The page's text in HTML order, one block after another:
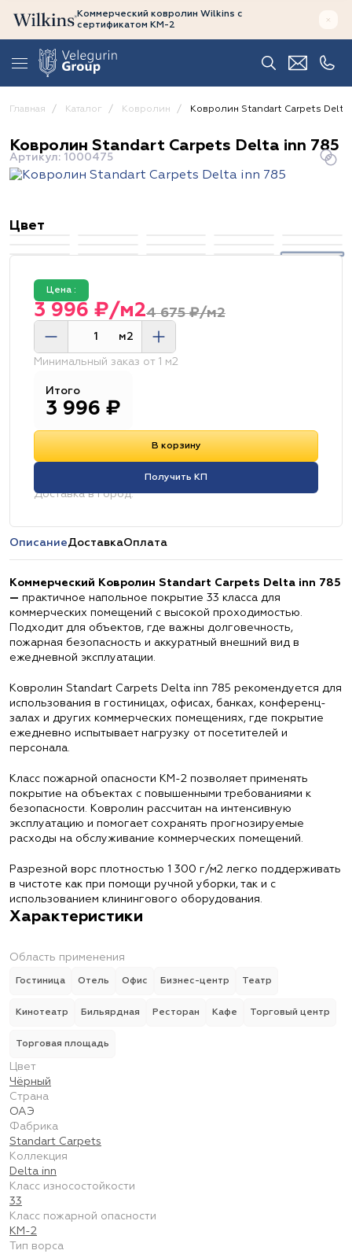
Коммерческий ковролин Wilkins с
сертификатом КМ-2
Главная Каталог Ковролин Ковролин Standart Carpets Delta
Ковролин Standart Carpets Delta inn 785
Артикул: 1000475
Цвет
Цена :
4 675 ₽/м2
3 996 ₽/м2
м2
Минимальный заказ от 1 м2
Итого
3 996 ₽
В корзину
Получить КП
Доставка в город:
ОписаниеДоставкаОплата
Коммерческий Ковролин Standart Carpets Delta inn 785
— практичное напольное покрытие 33 класса для
коммерческих помещений с высокой проходимостью.
Подходит для объектов, где важны долговечность,
пожарная безопасность и аккуратный внешний вид в
ежедневной эксплуатации.
Ковролин Standart Carpets Delta inn 785 рекомендуется для
использования в гостиницах, офисах, банках, конференц-
залах и других коммерческих помещениях, где покрытие
ежедневно испытывает нагрузку от посетителей и
персонала.
Класс пожарной опасности КМ-2 позволяет применять
покрытие на объектах с повышенными требованиями к
безопасности. Ковролин рассчитан на интенсивную
эксплуатацию и помогает сохранять прогнозируемые
расходы на обслуживание коммерческих помещений.
Разрезной ворс плотностью 1 300 г/м2 легко поддерживать
в чистоте как при помощи ручной уборки, так и с
использованием клинингового оборудования.
Характеристики
Область применения
Гостиница Отель Офис Бизнес-центр Театр
Кинотеатр Бильярдная Ресторан Кафе Торговый центр
Торговая площадь
Цвет
Чёрный
Страна
ОАЭ
Фабрика
Standart Carpets
Коллекция
Delta inn
Класс износостойкости
33
Класс пожарной опасности
КМ-2
Тип ворса